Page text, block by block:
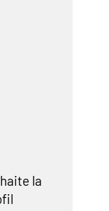
la